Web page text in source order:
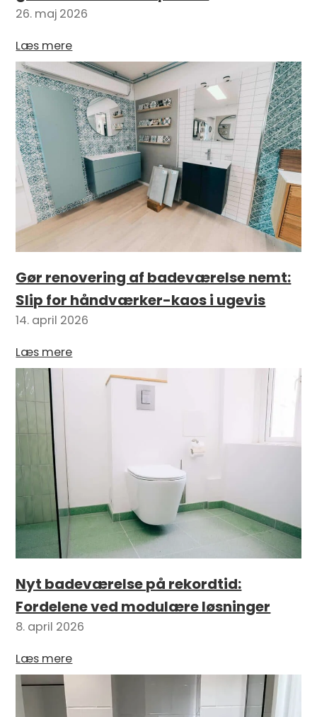
26. maj 2026
Læs mere
Gør renovering af badeværelse nemt:
Slip for håndværker-kaos i ugevis
14. april 2026
Læs mere
Nyt badeværelse på rekordtid:
Fordelene ved modulære løsninger
8. april 2026
Læs mere